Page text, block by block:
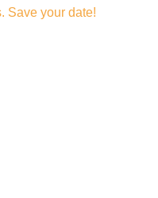
Save your date!